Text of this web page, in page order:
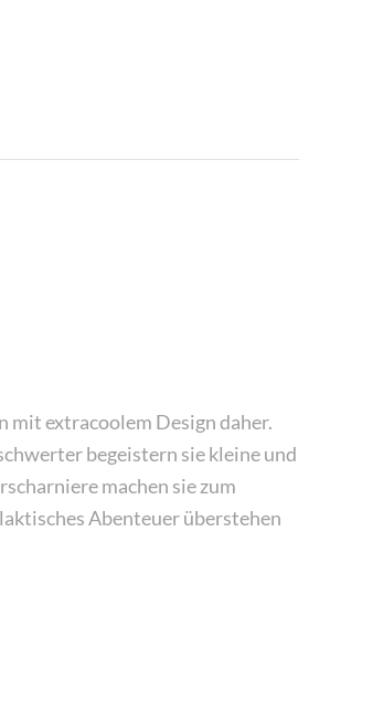
mit extracoolem Design daher.
begeistern sie kleine und
machen sie zum
Abenteuer überstehen